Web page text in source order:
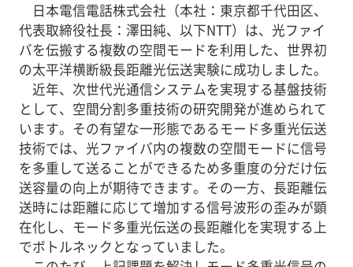
日本電信電話株式会社（本社：東京都千代田区、
代表取締役社長：澤田純、以下NTT）は、光ファイ
バを伝搬する複数の空間モードを利用した、世界初
の太平洋横断級長距離光伝送実験に成功しました。
近年、次世代光通信システムを実現する基盤技術
として、空間分割多重技術の研究開発が進められて
います。その有望な一形態であるモード多重光伝送
技術では、光ファイバ内の複数の空間モードに信号
を多重して送ることができるため多重度の分だけ伝
送容量の向上が期待できます。その一方、長距離伝
送時には距離に応じて増加する信号波形の歪みが顕
在化し、モード多重光伝送の長距離化を実現する上
でボトルネックとなっていました。